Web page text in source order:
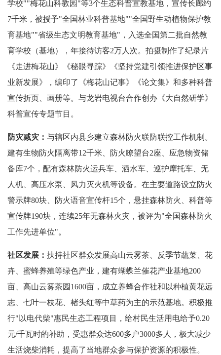
学校""梅花山科教园"等3个生态科普宣教基地，宣传长廊约
7千米，被授予"全国林业科普基地""全国野生动植物保护教
育基地""省级生态文明教育基地"，入选全国第二批自然教
育学校（基地），年接待访客2万人次。拍摄制作了纪录片
《走进梅花山》《秘眼寻踪》《坚持党建引领推进保护区事
业新发展》，编印了《梅花山记事》《论文集》和多种科普
宣传折页、画册等。与龙岩电视台合作创办《大自然研学》
科普宣传专题节目。
防灾减灾： 与辖区内县乡建立森林防火联防联控工作机制。
建有生物防火隔离带12千米、防火瞭望台2座、应急物资储
备库7个，配有森林防火运兵车、洒水车、巡护摩托车、无
人机、高压水泵、风力灭火机等设备。在主要道路设立防火
警示牌80块、防火语音宣传杆15个，悬挂森林防火、科普等
宣传牌190块，连续25年无森林火灾，被评为"全国森林防火
工作先进单位"。
社区发展： 扶持社区群众发展高山云雾茶、反季节蔬菜、花
卉、蜜蜂养殖等绿色产业，建有蝴蝶兰催花产业基地200
亩、高山云雾茶园1600亩，成立养蜂合作社和以种植黄花远
志、七叶一枝花、楮头红等中草药为主的示范基地。积极推
行"以电代柴"惠民生态工程项目，给村民生活用电给予0.20
元/千瓦时的补助，受惠群众达600多户3000多人，极大减少
生活烧柴消耗，提高了当地群众参与保护资源的积极性。